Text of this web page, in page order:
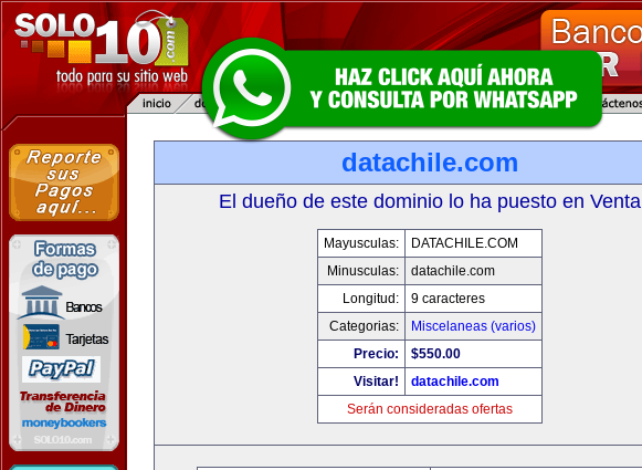
datachile.com
El dueño de este dominio lo ha puesto en Venta
Mayusculas:
DATACHILE.COM
Minusculas:
datachile.com
Longitud:
9 caracteres
Categorias:
Miscelaneas (varios)
Precio:
$550.00
Visitar!
datachile.com
Serán consideradas ofertas